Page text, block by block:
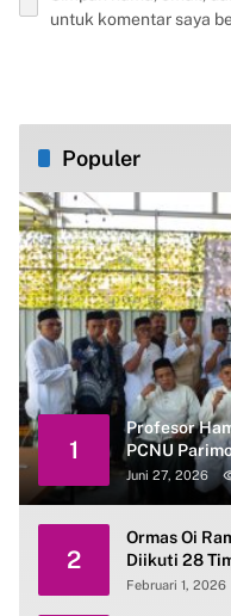
untuk komentar saya
Populer
1
Profesor
PCNU
Juni 27, 2026
2
Ormas Oi
Diikuti 28
Februari 1, 2026